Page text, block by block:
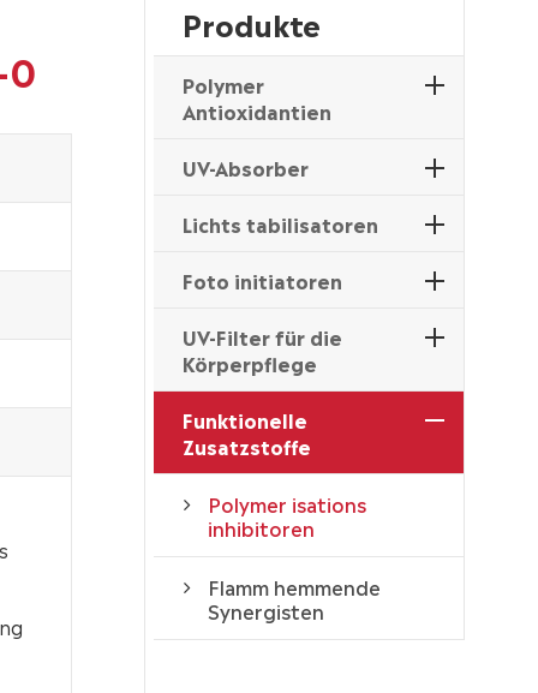
0
Produkte
Polymer
Antioxidantien
UV-Absorber
Lichts tabilisatoren
Foto initiatoren
UV-Filter für die
Körperpflege
Funktionelle
Zusatzstoffe
Polymer isations
inhibitoren
Flamm hemmende
Synergisten